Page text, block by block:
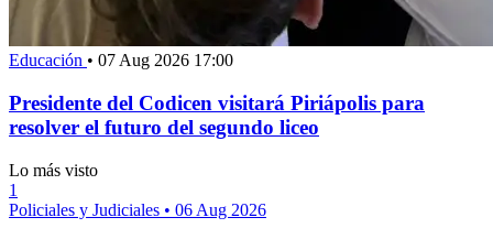
Educación • 07 Aug 2026 17:00
Presidente del Codicen visitará Piriápolis para
resolver el futuro del segundo liceo
Lo más visto
1
Policiales y Judiciales • 06 Aug 2026